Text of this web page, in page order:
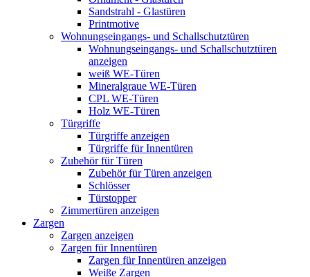
Sandstrahl - Glastüren
Printmotive
Wohnungseingangs- und Schallschutztüren
Wohnungseingangs- und Schallschutztüren
anzeigen
weiß WE-Türen
Mineralgraue WE-Türen
CPL WE-Türen
Holz WE-Türen
Türgriffe
Türgriffe anzeigen
Türgriffe für Innentüren
Zubehör für Türen
Zubehör für Türen anzeigen
Schlösser
Türstopper
Zimmertüren anzeigen
Zargen
Zargen anzeigen
Zargen für Innentüren
Zargen für Innentüren anzeigen
Weiße Zargen